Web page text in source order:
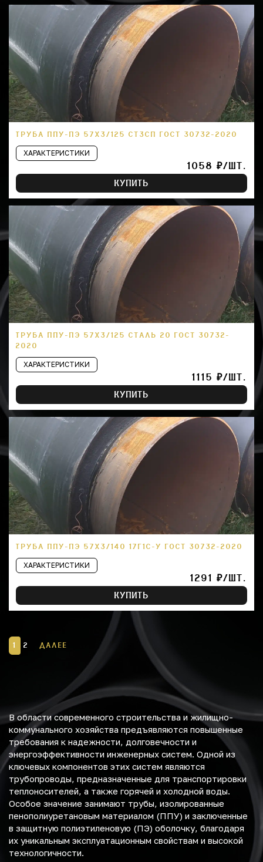
ТРУБА ППУ-ПЭ 57Х3/125 СТ3СП ГОСТ 30732-2020
ХАРАКТЕРИСТИКИ
1058 ₽/ШТ.
КУПИТЬ
ТРУБА ППУ-ПЭ 57Х3/125 СТАЛЬ 20 ГОСТ 30732-
2020
ХАРАКТЕРИСТИКИ
1115 ₽/ШТ.
КУПИТЬ
ТРУБА ППУ-ПЭ 57Х3/140 17Г1С-У ГОСТ 30732-2020
ХАРАКТЕРИСТИКИ
1291 ₽/ШТ.
КУПИТЬ
1 2 ДАЛЕЕ
В области современного строительства и жилищно-
коммунального хозяйства предъявляются повышенные
требования к надежности, долговечности и
энергоэффективности инженерных систем. Одной из
ключевых компонентов этих систем являются
трубопроводы, предназначенные для транспортировки
теплоносителей, а также горячей и холодной воды.
Особое значение занимают трубы, изолированные
пенополиуретановым материалом (ППУ) и заключенные
в защитную полиэтиленовую (ПЭ) оболочку, благодаря
их уникальным эксплуатационным свойствам и высокой
технологичности.